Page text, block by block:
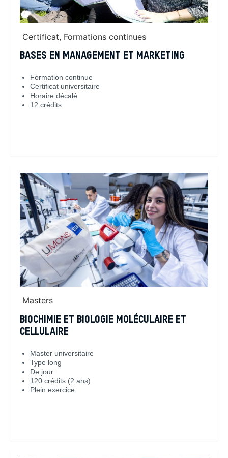
Certificat, Formations continues
BASES EN MANAGEMENT ET MARKETING
Formation continue
Certificat universitaire
Horaire décalé
12 crédits
Masters
BIOCHIMIE ET BIOLOGIE MOLÉCULAIRE ET
CELLULAIRE
Master universitaire
Type long
De jour
120 crédits (2 ans)
Plein exercice